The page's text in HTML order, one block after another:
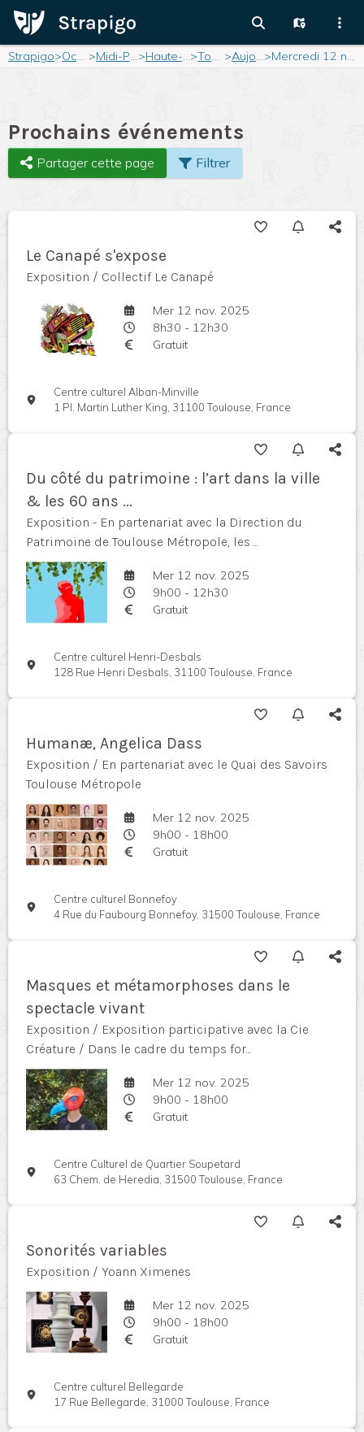
Strapigo> Occitanie > Midi-Pyrénées> Haute-Garonne> Toulouse > Aujourd'hui> Mercredi 12 novembre 2025
Prochains événements
Partager cette page Filtrer
Le Canapé s'expose
Exposition / Collectif Le Canapé
Mer 12 nov. 2025
8h30 - 12h30
Gratuit
Centre culturel Alban-Minville
1 Pl. Martin Luther King, 31100 Toulouse, France
Du côté du patrimoine : l’art dans la ville
& les 60 ans ...
Exposition - En partenariat avec la Direction du
Patrimoine de Toulouse Métropole, les ...
Mer 12 nov. 2025
9h00 - 12h30
Gratuit
Centre culturel Henri-Desbals
128 Rue Henri Desbals, 31100 Toulouse, France
Humanæ, Angelica Dass
Exposition / En partenariat avec le Quai des Savoirs
Toulouse Métropole
Mer 12 nov. 2025
9h00 - 18h00
Gratuit
Centre culturel Bonnefoy
4 Rue du Faubourg Bonnefoy, 31500 Toulouse, France
Masques et métamorphoses dans le
spectacle vivant
Exposition / Exposition participative avec la Cie
Créature / Dans le cadre du temps for...
Mer 12 nov. 2025
9h00 - 18h00
Gratuit
Centre Culturel de Quartier Soupetard
63 Chem. de Heredia, 31500 Toulouse, France
Sonorités variables
Exposition / Yoann Ximenes
Mer 12 nov. 2025
9h00 - 18h00
Gratuit
Centre culturel Bellegarde
17 Rue Bellegarde, 31000 Toulouse, France